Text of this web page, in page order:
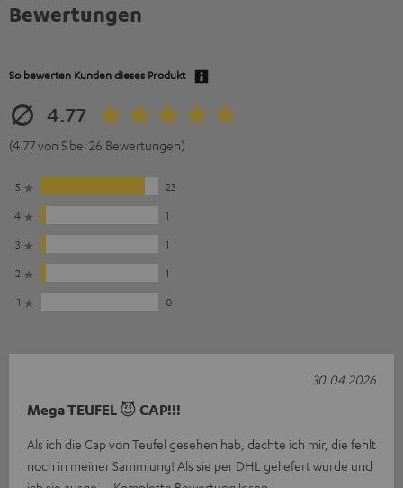
Bewertungen
So bewerten Kunden dieses Produkt
4.77
(4.77 von 5 bei 26 Bewertungen)
5
23
4
1
3
1
2
1
1
0
Mega TEUFEL 😈 CAP!!!
Als ich die Cap von Teufel gesehen hab, dachte ich mir, die fehlt
noch in meiner Sammlung! Als sie per DHL geliefert wurde und
30.04.2026